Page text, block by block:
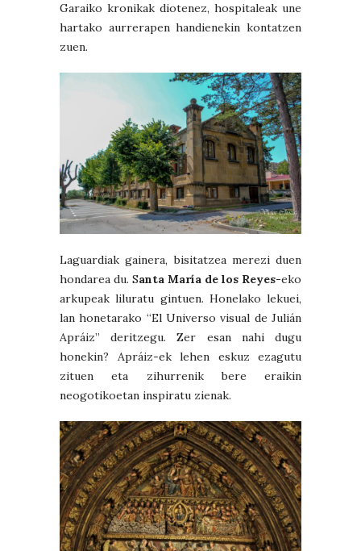
Garaiko kronikak diotenez, hospitaleak une
hartako aurrerapen handienekin kontatzen
zuen.
Laguardiak gainera, bisitatzea merezi duen
hondarea du. Santa María de los Reyes-eko
arkupeak liluratu gintuen. Honelako lekuei,
lan honetarako “El Universo visual de Julián
Apráiz” deritzegu. Zer esan nahi dugu
honekin? Apráiz-ek lehen eskuz ezagutu
zituen eta zihurrenik bere eraikin
neogotikoetan inspiratu zienak.